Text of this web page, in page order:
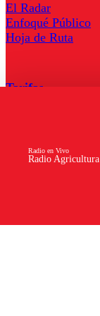
Radio Agricultura
Radio en Vivo
El Radar
Enfoqué Público
Hoja de Ruta
Tarifas